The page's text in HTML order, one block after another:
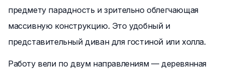
предмету парадность и зрительно облегчающая
массивную конструкцию. Это удобный и
представительный диван для гостиной или холла.
Работу вели по двум направлениям — деревянная